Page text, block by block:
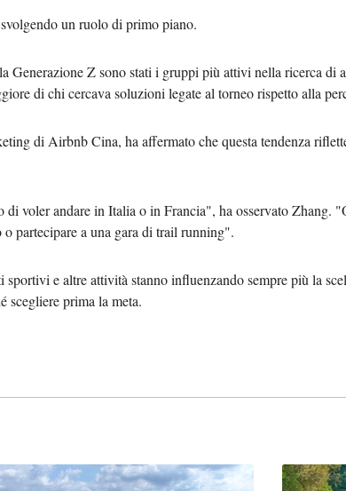
un ruolo di primo piano.
Generazione Z sono stati i gruppi più attivi nella ricerca
di chi cercava soluzioni legate al torneo rispetto alla
di Airbnb Cina, ha affermato che questa tendenza
di voler andare in Italia o in Francia", ha osservato Zhang.
partecipare a una gara di trail running".
sportivi e altre attività stanno influenzando sempre più la
scegliere prima la meta.